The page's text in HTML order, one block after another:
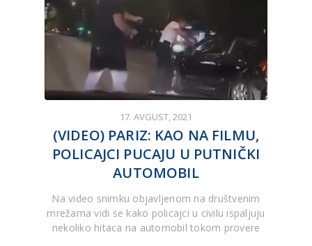
17. AVGUST, 2021
(VIDEO) PARIZ: KAO NA FILMU,
POLICAJCI PUCAJU U PUTNIČKI
AUTOMOBIL
Na video snimku objavljenom na društvenim
mrežama vidi se kako policajci u civilu ispaljuju
nekoliko hitaca na automobil tokom provere